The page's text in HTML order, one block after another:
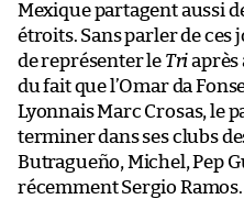
Mexique partagent aussi
étroits. Sans parler de ces
de représenter le Triaprès
du fait que l’Omar da
Lyonnais Marc Crosas, le
terminer dans ses clubs
Butragueño, Michel, Pep
récemment Sergio Ramos.